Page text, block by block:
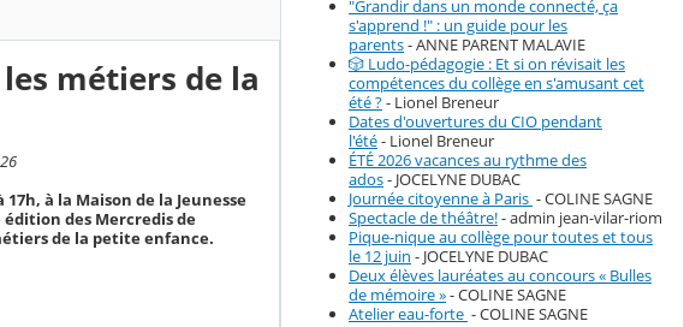
métiers de la
à la Maison de la Jeunesse
des Mercredis de
de la petite enfance.
"Grandir dans un monde connecté, ça
s'apprend !" : un guide pour les
parents- ANNE PARENT MALAVIE
🎲 Ludo-pédagogie : Et si on révisait les
compétences du collège en s'amusant cet
été ?- Lionel Breneur
Dates d'ouvertures du CIO pendant
l'été- Lionel Breneur
ÉTÉ 2026 vacances au rythme des
ados- JOCELYNE DUBAC
Journée citoyenne à Paris - COLINE SAGNE
Spectacle de théâtre!- admin jean-vilar-riom
Pique-nique au collège pour toutes et tous
le 12 juin - JOCELYNE DUBAC
Deux élèves lauréates au concours « Bulles
de mémoire »- COLINE SAGNE
Atelier eau-forte - COLINE SAGNE